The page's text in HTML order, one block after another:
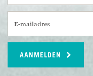
AANMELDEN